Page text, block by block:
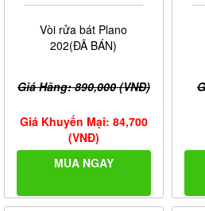
Vòi rửa bát Plano
202(ĐÃ BÁN)
Giá Hãng: 890,000 (VNĐ)
Giá Khuyến Mại: 84,700
(VNĐ)
MUA NGAY